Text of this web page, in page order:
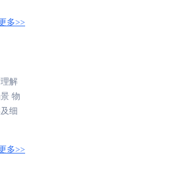
多>>
解
物
细
多>>